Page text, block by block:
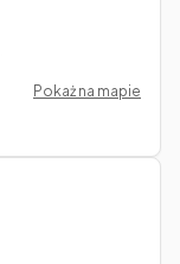
Pokaż na mapie